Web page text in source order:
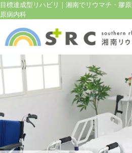
目標達成型リハビリ｜湘南でリウマチ・膠
原病内科